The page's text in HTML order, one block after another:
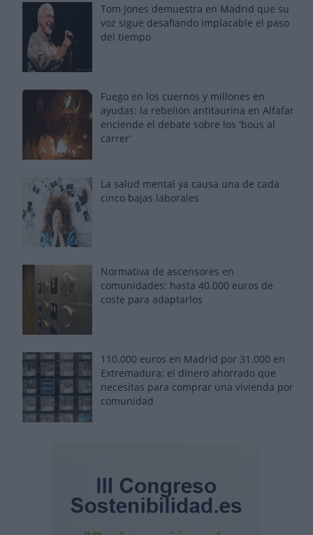
Tom Jones demuestra en Madrid que su
voz sigue desafiando implacable el paso
del tiempo
Fuego en los cuernos y millones en
ayudas: la rebelión antitaurina en Alfafar
enciende el debate sobre los 'bous al
carrer'
La salud mental ya causa una de cada
cinco bajas laborales
Normativa de ascensores en
comunidades: hasta 40.000 euros de
coste para adaptarlos
110.000 euros en Madrid por 31.000 en
Extremadura: el dinero ahorrado que
necesitas para comprar una vivienda por
comunidad